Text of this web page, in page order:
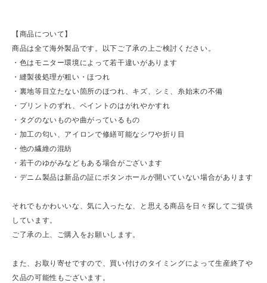
【商品について】
商品は全て海外製品です。以下ご了承の上ご検討ください。
・色はモニター環境によって若干違いがあります
・縫製後処理が粗い・ほつれ
・裏地等目立たない箇所のほつれ、キズ、シミ、糸始末の不備
・プリントのずれ、ペイントのはがれやかすれ
・タグのないものや曲がっているもの
・加工の匂い、アイロンで修繕可能なシワや折り目
・他の繊維の混紡
・若干のゆがみなどもある場合がございます
・デニム製品は新品の証にボタンホールが開いていない場合があります
それでもかわいいな、気に入ったな、と思える商品を日々探してご提供
しています。
ご了承の上、ご購入をお願いします。
また、お取り寄せですので、買い付けのタイミングによって生産終了や
欠品の可能性もございます。